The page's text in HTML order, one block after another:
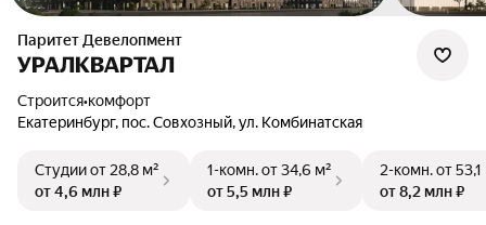
Паритет Девелопмент
УРАЛКВАРТАЛ
Строится•комфорт
Екатеринбург, пос. Совхозный, ул. Комбинатская
Студииот 28,8 м²
от 4,6 млн ₽
1-комн.от 34,6 м²
от 5,5 млн ₽
2-комн.от 53,1
от 8,2 млн ₽